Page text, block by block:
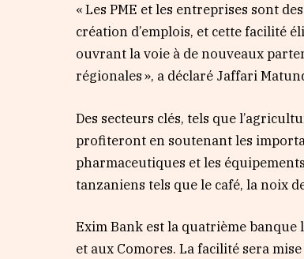
« Les PME et les entreprises sont
création d’emplois, et cette facilité
ouvrant la voie à de nouveaux
régionales », a déclaré Jaffari
Des secteurs clés, tels que
profiteront en soutenant les
pharmaceutiques et les
tanzaniens tels que le café, la noix
Exim Bank est la quatrième
et aux Comores. La facilité sera